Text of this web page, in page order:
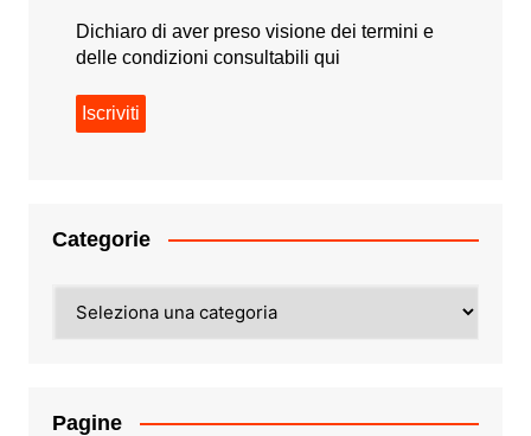
Dichiaro di aver preso visione dei termini e
delle condizioni consultabili qui
Categorie
Pagine